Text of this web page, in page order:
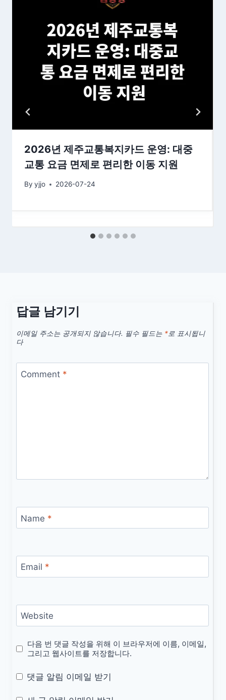
2026년 제주교통복지카드 운영: 대중
교통 요금 면제로 편리한 이동 지원
By yjjo 2026-07-24
답글 남기기
이메일 주소는 공개되지 않습니다. 필수 필드는 *로 표시됩니
다
Comment *
Name *
Email *
Website
다음 번 댓글 작성을 위해 이 브라우저에 이름, 이메일,
그리고 웹사이트를 저장합니다.
댓글 알림 이메일 받기